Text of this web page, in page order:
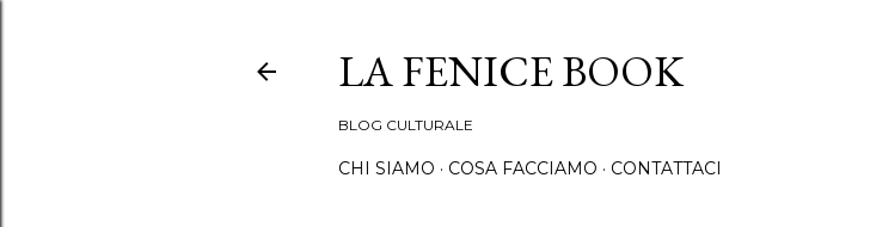
LA FENICE BOOK
BLOG CULTURALE
CHI SIAMO COSA FACCIAMO CONTATTACI